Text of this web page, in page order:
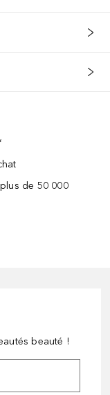
de 50 000
beauté !